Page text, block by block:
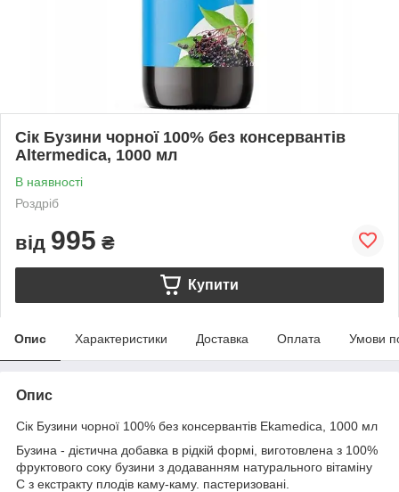
Сік Бузини чорної 100% без консервантів
Altermedica, 1000 мл
В наявності
Роздріб
від 995 ₴
Купити
Опис Характеристики Доставка Оплата Умови
Опис
Сік Бузини чорної 100% без консервантів Ekamedica, 1000 мл
Бузина - дієтична добавка в рідкій формі, виготовлена ​​з 100%
фруктового соку бузини з додаванням натурального вітаміну
С з екстракту плодів каму-каму. пастеризовані.